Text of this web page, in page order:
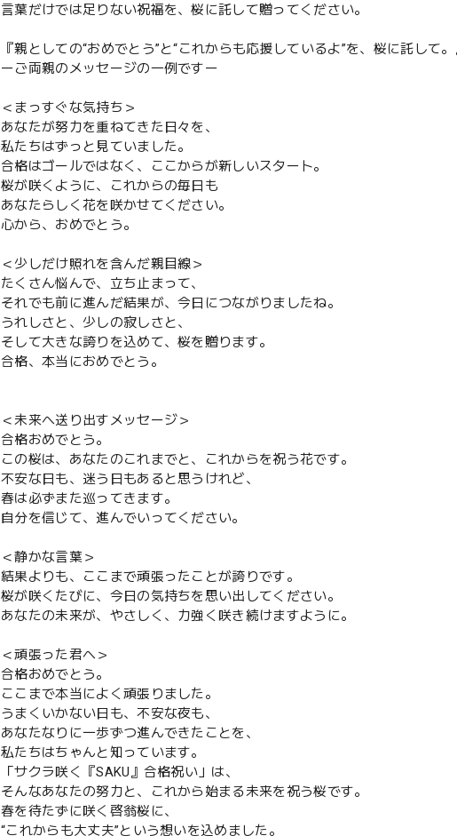
言葉だけでは足りない祝福を、桜に託して贈ってください。
『親としての“おめでとう”と“これからも応援しているよ”を、桜に託して
ーご両親のメッセージの一例ですー
＜まっすぐな気持ち＞
あなたが努力を重ねてきた日々を、
私たちはずっと見ていました。
合格はゴールではなく、ここからが新しいスタート。
桜が咲くように、これからの毎日も
あなたらしく花を咲かせてください。
心から、おめでとう。
＜少しだけ照れを含んだ親目線＞
たくさん悩んで、立ち止まって、
それでも前に進んだ結果が、今日につながりましたね。
うれしさと、少しの寂しさと、
そして大きな誇りを込めて、桜を贈ります。
合格、本当におめでとう。
＜未来へ送り出すメッセージ＞
合格おめでとう。
この桜は、あなたのこれまでと、これからを祝う花です。
不安な日も、迷う日もあると思うけれど、
春は必ずまた巡ってきます。
自分を信じて、進んでいってください。
＜静かな言葉＞
結果よりも、ここまで頑張ったことが誇りです。
桜が咲くたびに、今日の気持ちを思い出してください。
あなたの未来が、やさしく、力強く咲き続けますように。
＜頑張った君へ＞
合格おめでとう。
ここまで本当によく頑張りました。
うまくいかない日も、不安な夜も、
あなたなりに一歩ずつ進んできたことを、
私たちはちゃんと知っています。
「サクラ咲く『SAKU』合格祝い」は、
そんなあなたの努力と、これから始まる未来を祝う桜です。
春を待たずに咲く啓翁桜に、
“これからも大丈夫”という想いを込めました。